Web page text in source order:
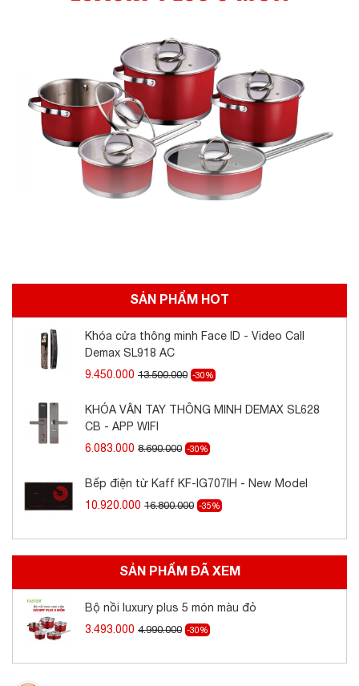
SẢN PHẨM HOT
Khóa cửa thông minh Face ID - Video Call
Demax SL918 AC
9.450.000 13.500.000 -30%
KHÓA VÂN TAY THÔNG MINH DEMAX SL628
CB - APP WIFI
6.083.000 8.690.000 -30%
Bếp điện từ Kaff KF-IG707IH - New Model
10.920.000 16.800.000 -35%
SẢN PHẨM ĐÃ XEM
Bộ nồi luxury plus 5 món màu đỏ
3.493.000 4.990.000 -30%